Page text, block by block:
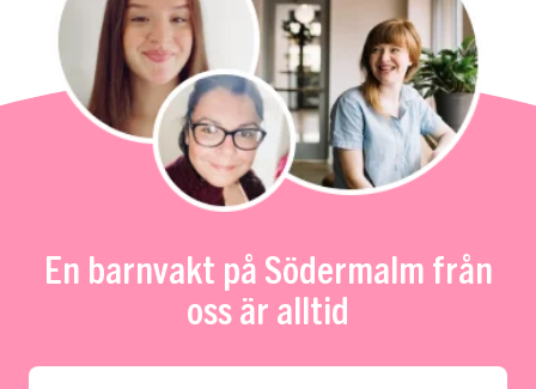
En barnvakt på Södermalm från
oss är alltid